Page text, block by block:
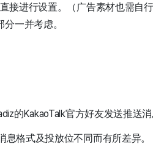
接进行设置。（广告素材也需自
一并考虑。
的KakaoTalk官方好友发送推送消
格式及投放位不同而有所差异。